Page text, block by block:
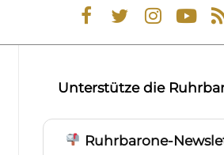
Unterstütze die
Ruhrbarone-